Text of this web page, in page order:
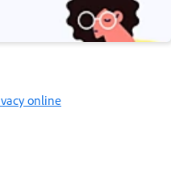
online